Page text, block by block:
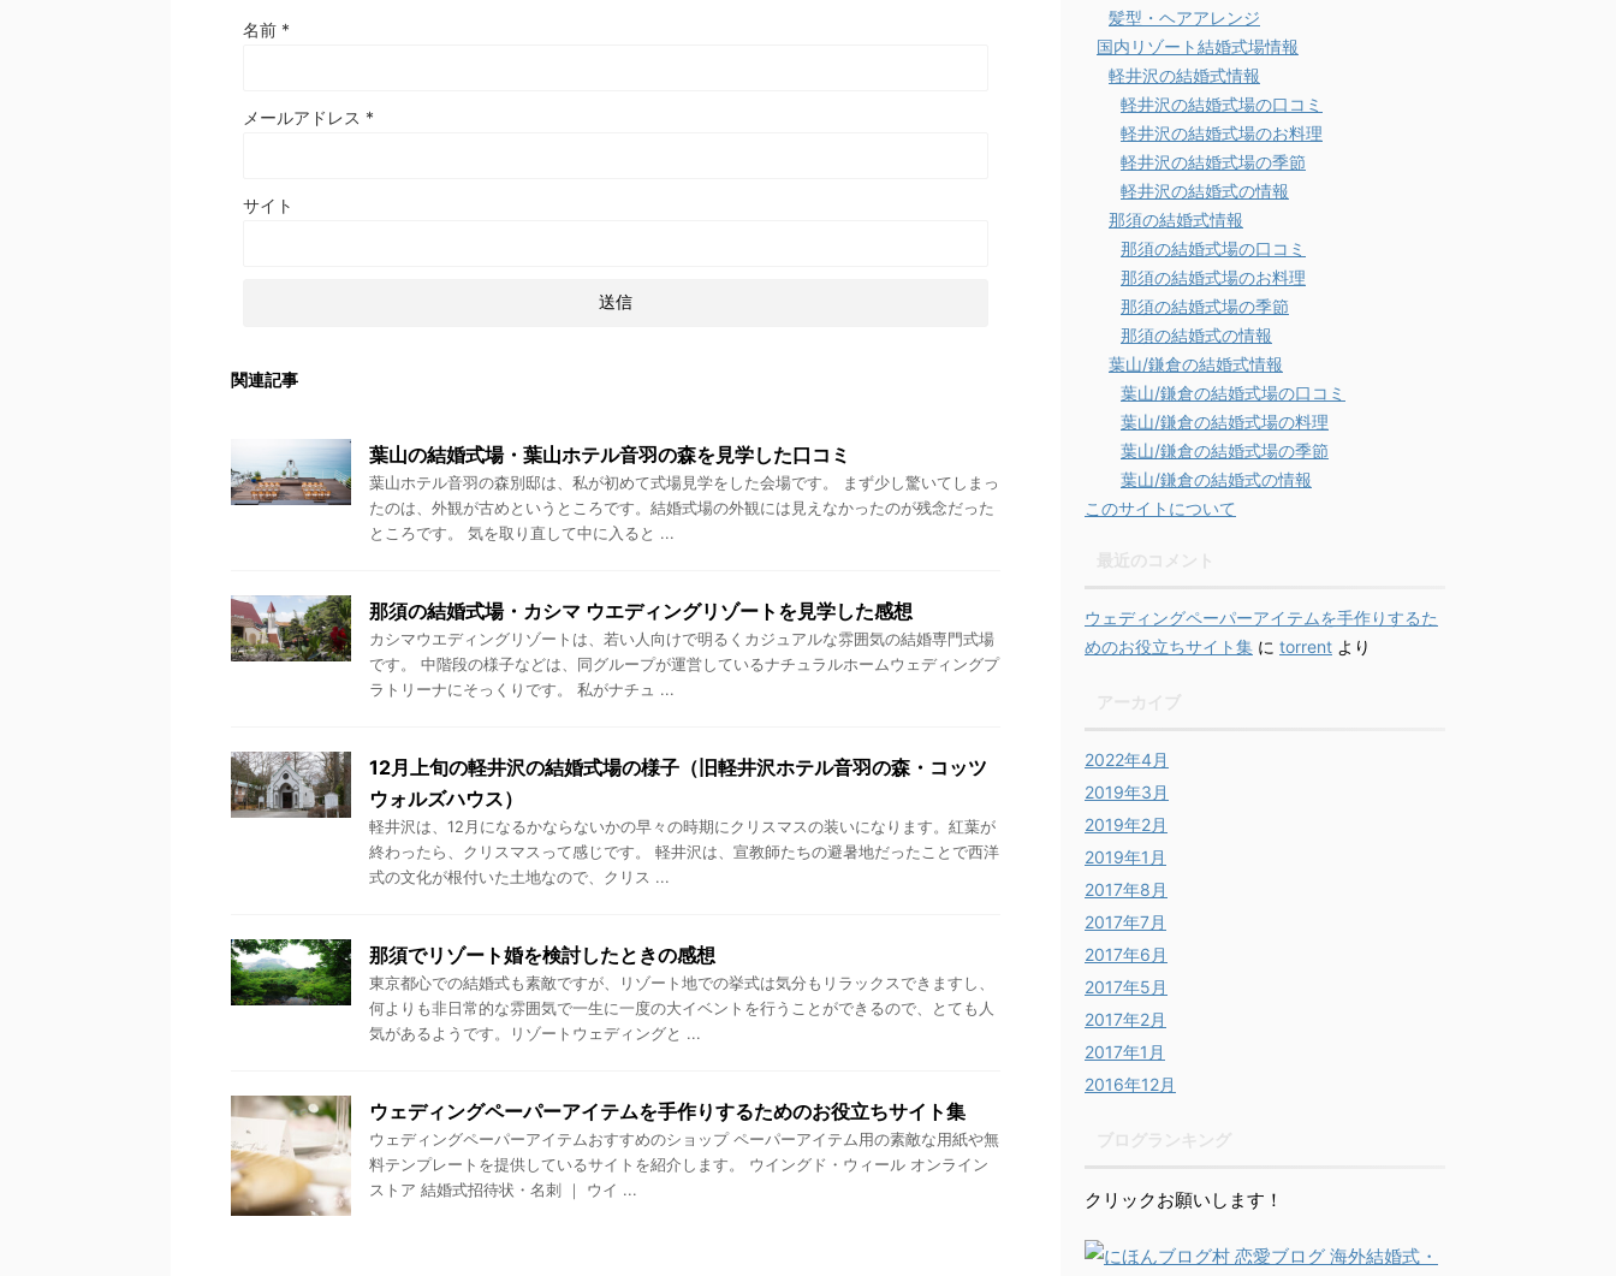
名前 *
メールアドレス *
サイト
関連記事
葉山の結婚式場・葉山ホテル音羽の森を見学した口コミ
葉山ホテル音羽の森別邸は、私が初めて式場見学をした会場です。 まず少し驚いてしまっ
たのは、外観が古めというところです。結婚式場の外観には見えなかったのが残念だった
ところです。 気を取り直して中に入ると ...
那須の結婚式場・カシマ ウエディングリゾートを見学した感想
カシマウエディングリゾートは、若い人向けで明るくカジュアルな雰囲気の結婚専門式場
です。 中階段の様子などは、同グループが運営しているナチュラルホームウェディングプ
ラトリーナにそっくりです。 私がナチュ ...
12月上旬の軽井沢の結婚式場の様子（旧軽井沢ホテル音羽の森・コッツ
ウォルズハウス）
軽井沢は、12月になるかならないかの早々の時期にクリスマスの装いになります。紅葉が
終わったら、クリスマスって感じです。 軽井沢は、宣教師たちの避暑地だったことで西洋
式の文化が根付いた土地なので、クリス ...
那須でリゾート婚を検討したときの感想
東京都心での結婚式も素敵ですが、リゾート地での挙式は気分もリラックスできますし、
何よりも非日常的な雰囲気で一生に一度の大イベントを行うことができるので、とても人
気があるようです。リゾートウェディングと ...
ウェディングペーパーアイテムを手作りするためのお役立ちサイト集
ウェディングペーパーアイテムおすすめのショップ ペーパーアイテム用の素敵な用紙や無
料テンプレートを提供しているサイトを紹介します。 ウイングド・ウィール オンライン
ストア 結婚式招待状・名刺 ｜ ウイ ...
髪型・ヘアアレンジ
国内リゾート結婚式場情報
軽井沢の結婚式情報
軽井沢の結婚式場の口コミ
軽井沢の結婚式場のお料理
軽井沢の結婚式場の季節
軽井沢の結婚式の情報
那須の結婚式情報
那須の結婚式場の口コミ
那須の結婚式場のお料理
那須の結婚式場の季節
那須の結婚式の情報
葉山/鎌倉の結婚式情報
葉山/鎌倉の結婚式場の口コミ
葉山/鎌倉の結婚式場の料理
葉山/鎌倉の結婚式場の季節
葉山/鎌倉の結婚式の情報
このサイトについて
ウェディングペーパーアイテムを手作りするた
めのお役立ちサイト集 に torrent より
2022年4月
2019年3月
2019年2月
2019年1月
2017年8月
2017年7月
2017年6月
2017年5月
2017年2月
2017年1月
2016年12月
クリックお願いします！